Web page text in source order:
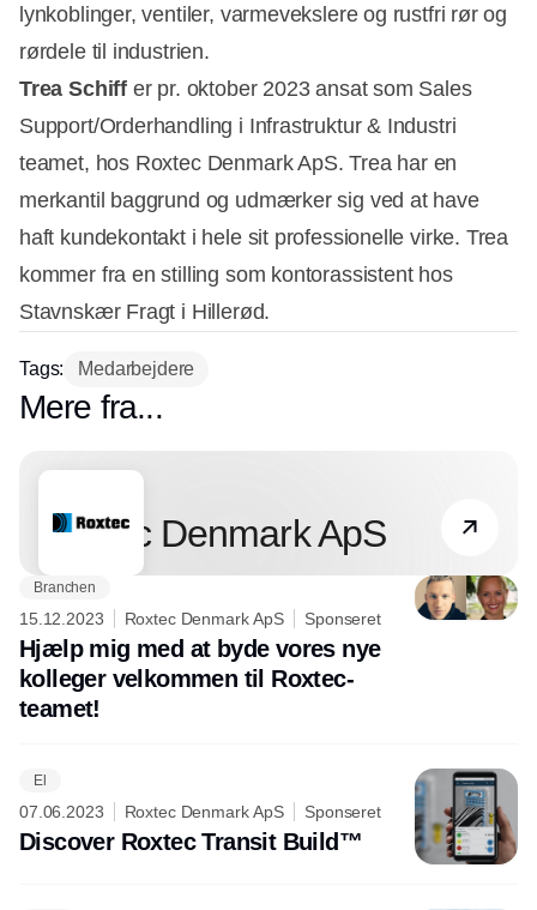
lynkoblinger, ventiler, varmevekslere og rustfri rør og
rørdele til industrien.
Trea Schiff er pr. oktober 2023 ansat som Sales
Support/Orderhandling i Infrastruktur & Industri
teamet, hos Roxtec Denmark ApS. Trea har en
merkantil baggrund og udmærker sig ved at have
haft kundekontakt i hele sit professionelle virke. Trea
kommer fra en stilling som kontorassistent hos
Stavnskær Fragt i Hillerød.
Tags: Medarbejdere
Mere fra...
Roxtec Denmark ApS
Branchen
15.12.2023 Roxtec Denmark ApS Sponseret
Hjælp mig med at byde vores nye
kolleger velkommen til Roxtec-
teamet!
El
07.06.2023 Roxtec Denmark ApS Sponseret
Discover Roxtec Transit Build™